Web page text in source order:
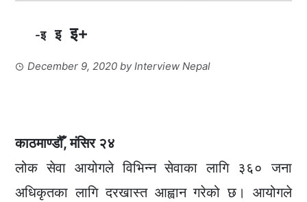
-इ इ इ+
December 9, 2020 byInterview Nepal
काठमाण्डौँ, मंसिर २४
लोक सेवा आयोगले विभिन्न सेवाका लागि ३६० जना
अधिकृतका लागि दरखास्त आह्वान गरेको छ। आयोगले